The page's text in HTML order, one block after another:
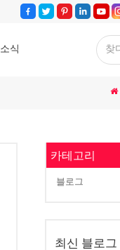
소식
카테고리
블로그
최신 블로그